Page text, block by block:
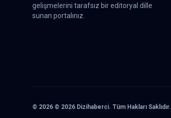
gelişmelerini tarafsız bir editoryal dille
sunan portalınız.
© 2026 © 2026 Dizihaberci. Tüm Hakları Saklıdır.